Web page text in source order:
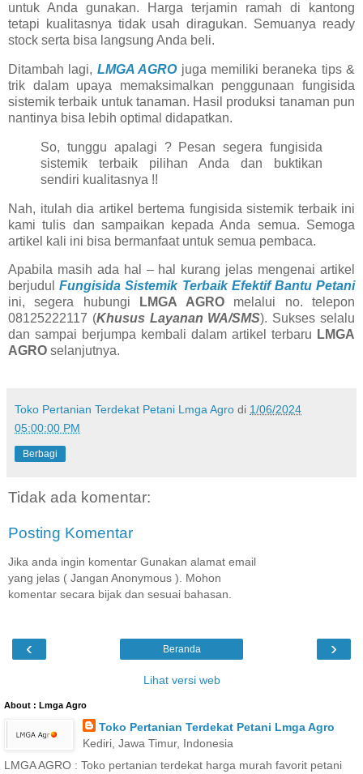
untuk Anda gunakan. Harga terjamin ramah di kantong
tetapi kualitasnya tidak usah diragukan. Semuanya ready
stock serta bisa langsung Anda beli.
Ditambah lagi, LMGA AGROjuga memiliki beraneka tips &
trik dalam upaya memaksimalkan penggunaan fungisida
sistemik terbaik untuk tanaman. Hasil produksi tanaman pun
nantinya bisa lebih optimal didapatkan.
So, tunggu apalagi ? Pesan segera fungisida
sistemik terbaik pilihan Anda dan buktikan
sendiri kualitasnya !!
Nah, itulah dia artikel bertema fungisida sistemik terbaik ini
kami tulis dan sampaikan kepada Anda semua. Semoga
artikel kali ini bisa bermanfaat untuk semua pembaca.
Apabila masih ada hal – hal kurang jelas mengenai artikel
berjudulFungisida Sistemik Terbaik Efektif Bantu Petani
ini, segera hubungi
LMGA AGROmelalui no. telepon
08125222117 (Khusus Layanan WA/SMS). Sukses selalu
dan sampai berjumpa kembali dalam artikel terbaru LMGA
AGRO selanjutnya.
Toko Pertanian Terdekat Petani Lmga Agro di 1/06/2024
05:00:00 PM
Berbagi
Tidak ada komentar:
Posting Komentar
Jika anda ingin komentar Gunakan alamat email
yang jelas ( Jangan Anonymous ). Mohon
komentar secara bijak dan sesuai bahasan.
‹ ›
Beranda
Lihat versi web
About : Lmga Agro
Toko Pertanian Terdekat Petani Lmga Agro
Kediri, Jawa Timur, Indonesia
LMGA AGRO : Toko pertanian terdekat harga murah favorit petani